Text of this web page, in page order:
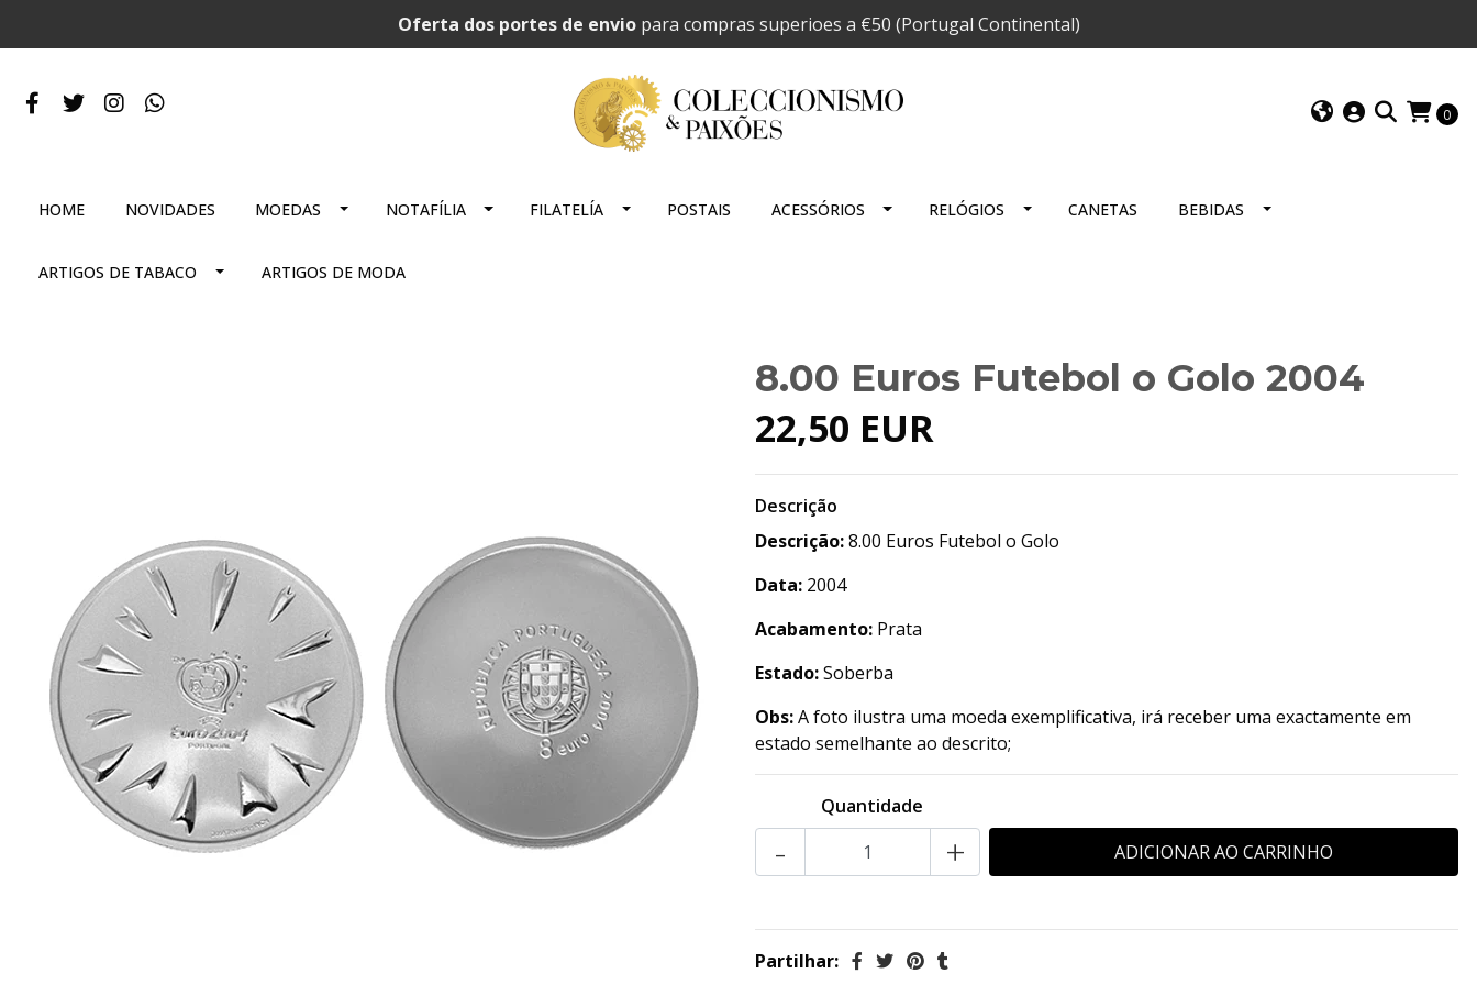
Oferta dos portes de enviopara compras superioes a €50 (Portugal Continental)
0
HOME NOVIDADES MOEDAS NOTAFÍLIA FILATELÍA POSTAIS ACESSÓRIOS RELÓGIOS CANETAS BEBIDAS
ARTIGOS DE TABACO ARTIGOS DE MODA
8.00 Euros Futebol o Golo 2004
22,50 EUR
Descrição
Descrição:8.00 Euros Futebol o Golo
Data: 2004
Acabamento: Prata
Estado:Soberba
Obs:A foto ilustra uma moeda exemplificativa, irá receber uma exactamente em
estado semelhante ao descrito;
Quantidade
- +
Partilhar: